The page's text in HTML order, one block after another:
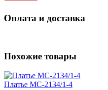
Оплата и доставка
Похожие товары
Платье MC-2134/1-4